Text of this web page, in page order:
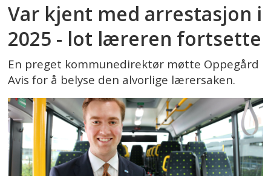
Var kjent med arrestasjon i
2025 - lot læreren fortsette
En preget kommunedirektør møtte Oppegård
Avis for å belyse den alvorlige lærersaken.